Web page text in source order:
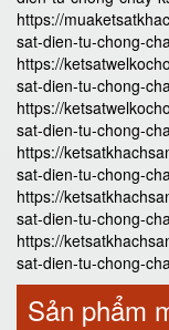
https://
sat-dien-tu-chong-
https://
sat-dien-tu-chong-
https://
sat-dien-tu-chong-
https://
sat-dien-tu-chong-
https://
sat-dien-tu-chong-
https://
sat-dien-tu-chong-
Sản phẩm